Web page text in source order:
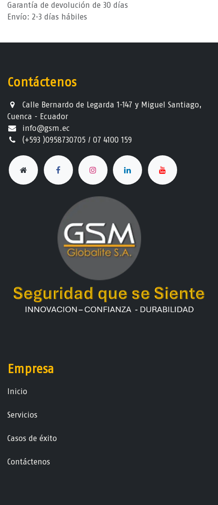
Garantía de devolución de 30 días
Envío: 2-3 días hábiles
Contáctenos
Calle Bernardo de Legarda 1-147 y Miguel Santiago,
Cuenca - Ecuador
info@gsm.ec​
(+593 )0958730705 / 07 4100 159
Empresa
Ini​ci​o
Servicios
Casos de éxito
Contáctenos